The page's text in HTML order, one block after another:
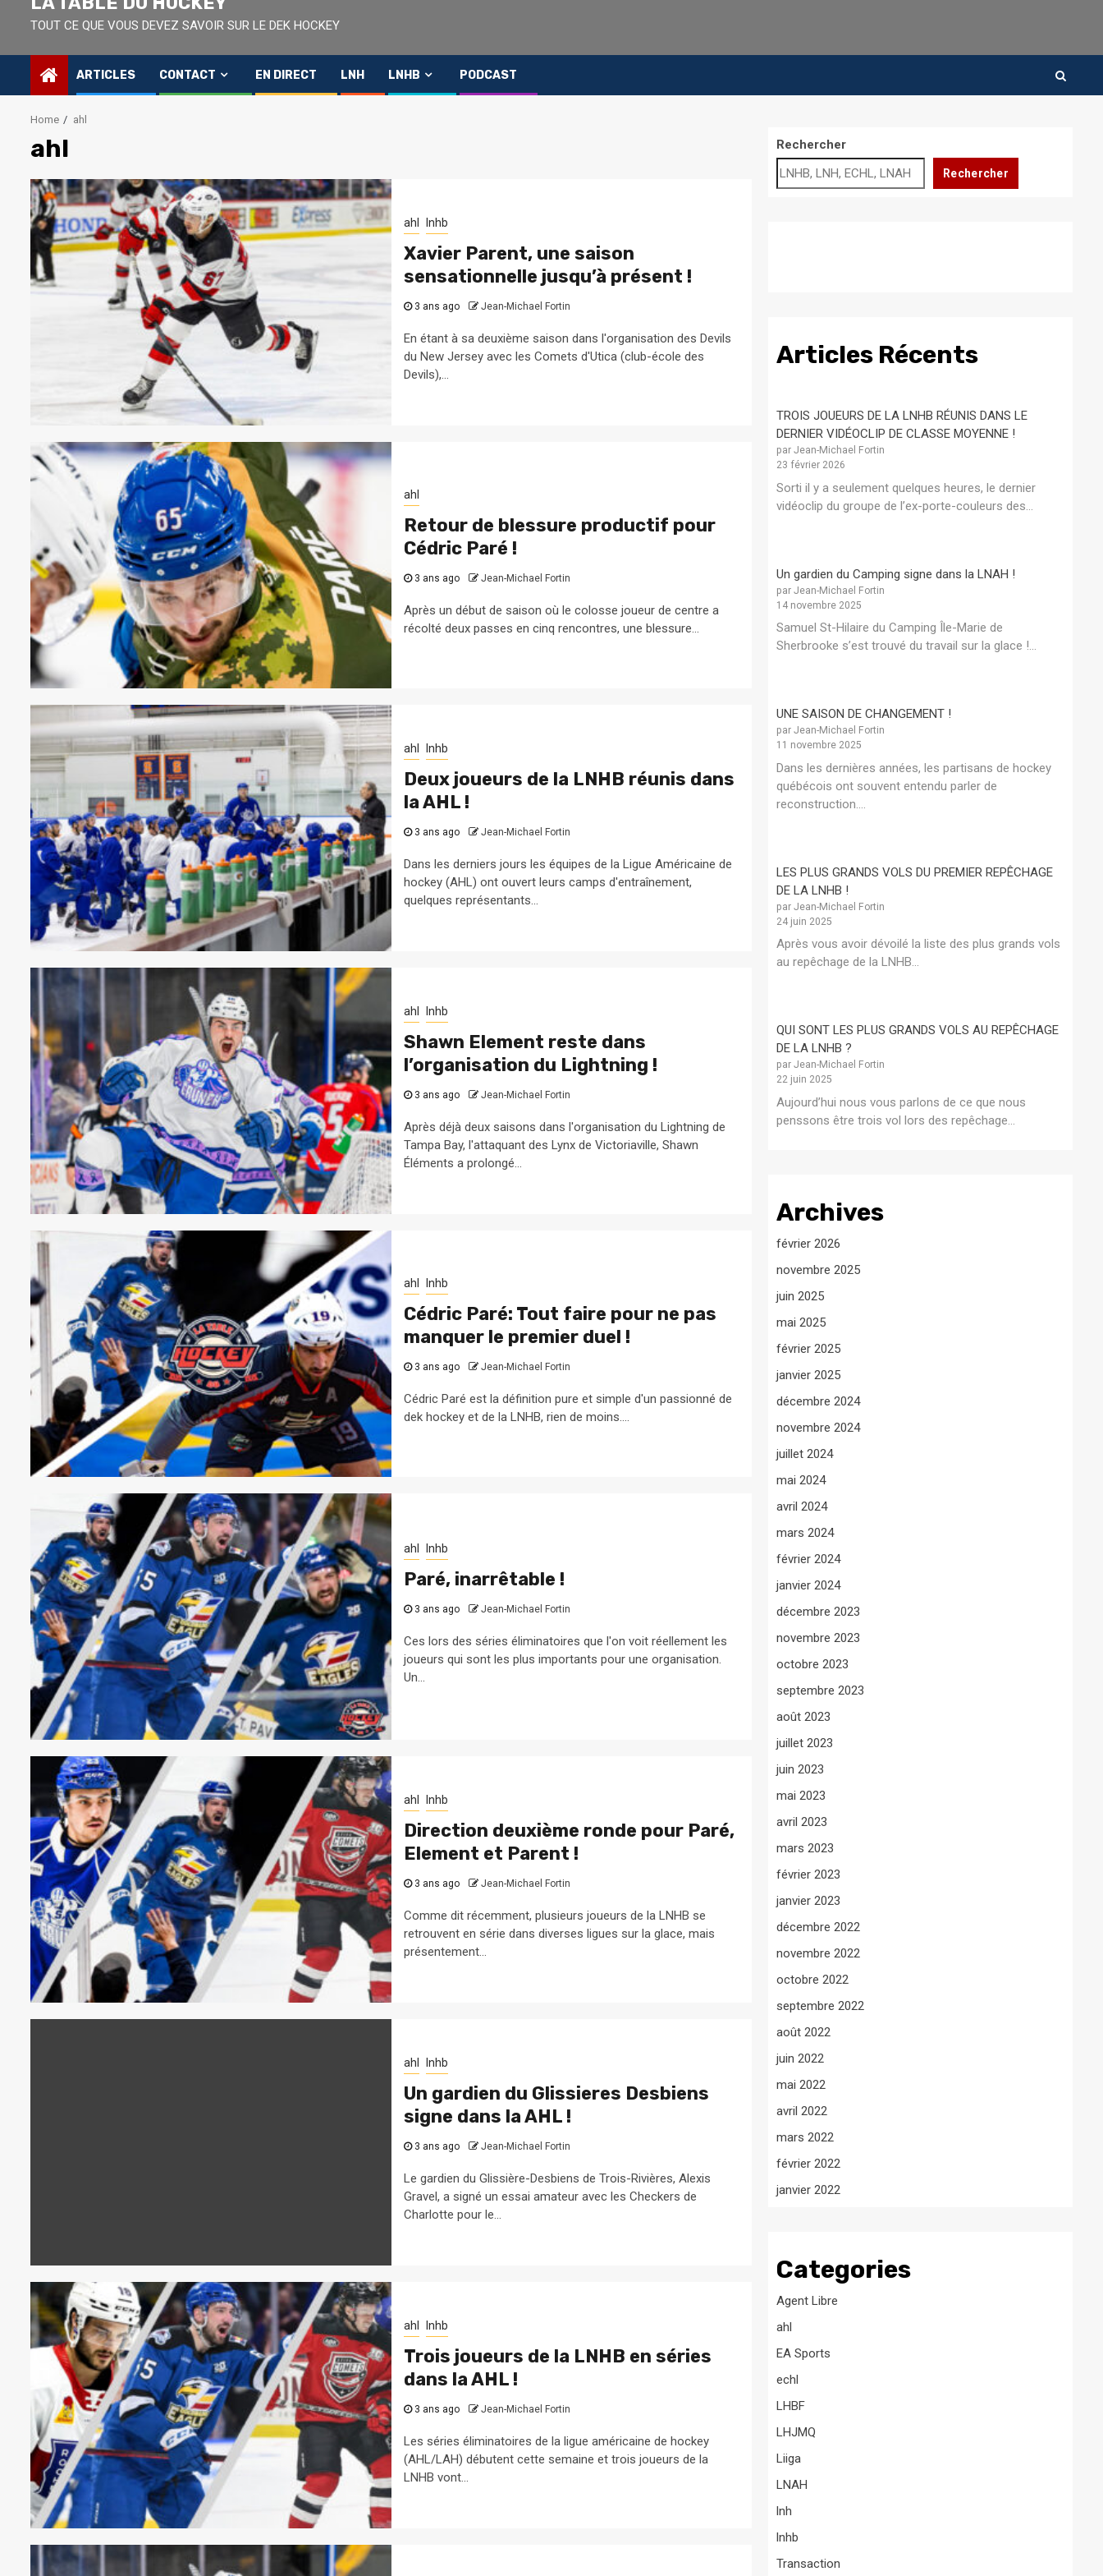
TOUT CE QUE VOUS DEVEZ SAVOIR SUR LE DEK HOCKEY
ARTICLES CONTACT EN DIRECT LNH LNHB PODCAST
Home ahl
ahl
ahl lnhb
Xavier Parent, une saison
sensationnelle jusqu’à présent !
3 ans ago Jean-Michael Fortin
En étant à sa deuxième saison dans l'organisation des Devils
du New Jersey avec les Comets d'Utica (club-école des
Devils),...
ahl
Retour de blessure productif pour
Cédric Paré !
3 ans ago Jean-Michael Fortin
Après un début de saison où le colosse joueur de centre a
récolté deux passes en cinq rencontres, une blessure...
ahl lnhb
Deux joueurs de la LNHB réunis dans
la AHL !
3 ans ago Jean-Michael Fortin
Dans les derniers jours les équipes de la Ligue Américaine de
hockey (AHL) ont ouvert leurs camps d'entraînement,
quelques représentants...
ahl lnhb
Shawn Element reste dans
l’organisation du Lightning !
3 ans ago Jean-Michael Fortin
Après déjà deux saisons dans l'organisation du Lightning de
Tampa Bay, l'attaquant des Lynx de Victoriaville, Shawn
Éléments a prolongé...
ahl lnhb
Cédric Paré: Tout faire pour ne pas
manquer le premier duel !
3 ans ago Jean-Michael Fortin
Cédric Paré est la définition pure et simple d'un passionné de
dek hockey et de la LNHB, rien de moins....
ahl lnhb
Paré, inarrêtable !
3 ans ago Jean-Michael Fortin
Ces lors des séries éliminatoires que l'on voit réellement les
joueurs qui sont les plus importants pour une organisation.
Un...
ahl lnhb
Direction deuxième ronde pour Paré,
Element et Parent !
3 ans ago Jean-Michael Fortin
Comme dit récemment, plusieurs joueurs de la LNHB se
retrouvent en série dans diverses ligues sur la glace, mais
présentement...
ahl lnhb
Un gardien du Glissieres Desbiens
signe dans la AHL !
3 ans ago Jean-Michael Fortin
Le gardien du Glissière-Desbiens de Trois-Rivières, Alexis
Gravel, a signé un essai amateur avec les Checkers de
Charlotte pour le...
ahl lnhb
Trois joueurs de la LNHB en séries
dans la AHL !
3 ans ago Jean-Michael Fortin
Les séries éliminatoires de la ligue américaine de hockey
(AHL/LAH) débutent cette semaine et trois joueurs de la
LNHB vont...
Rechercher
Rechercher
Articles Récents
TROIS JOUEURS DE LA LNHB RÉUNIS DANS LE
DERNIER VIDÉOCLIP DE CLASSE MOYENNE !
par Jean-Michael Fortin
23 février 2026
Sorti il y a seulement quelques heures, le dernier
vidéoclip du groupe de l’ex-porte-couleurs des...
Un gardien du Camping signe dans la LNAH !
par Jean-Michael Fortin
14 novembre 2025
Samuel St-Hilaire du Camping Île-Marie de
Sherbrooke s’est trouvé du travail sur la glace !...
UNE SAISON DE CHANGEMENT !
par Jean-Michael Fortin
11 novembre 2025
Dans les dernières années, les partisans de hockey
québécois ont souvent entendu parler de
reconstruction....
LES PLUS GRANDS VOLS DU PREMIER REPÊCHAGE
DE LA LNHB !
par Jean-Michael Fortin
24 juin 2025
Après vous avoir dévoilé la liste des plus grands vols
au repêchage de la LNHB...
QUI SONT LES PLUS GRANDS VOLS AU REPÊCHAGE
DE LA LNHB ?
par Jean-Michael Fortin
22 juin 2025
Aujourd’hui nous vous parlons de ce que nous
penssons être trois vol lors des repêchage...
Archives
février 2026
novembre 2025
juin 2025
mai 2025
février 2025
janvier 2025
décembre 2024
novembre 2024
juillet 2024
mai 2024
avril 2024
mars 2024
février 2024
janvier 2024
décembre 2023
novembre 2023
octobre 2023
septembre 2023
août 2023
juillet 2023
juin 2023
mai 2023
avril 2023
mars 2023
février 2023
janvier 2023
décembre 2022
novembre 2022
octobre 2022
septembre 2022
août 2022
juin 2022
mai 2022
avril 2022
mars 2022
février 2022
janvier 2022
Categories
Agent Libre
ahl
EA Sports
echl
LHBF
LHJMQ
Liiga
LNAH
lnh
lnhb
Transaction